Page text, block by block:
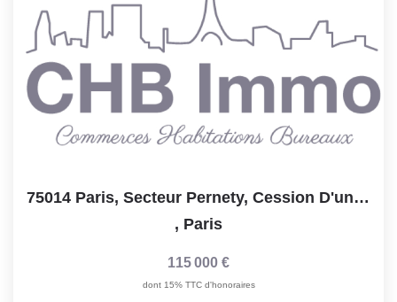
75014 Paris, Secteur Pernety, Cession D'une Épicerie...
, Paris
115 000 €
dont 15% TTC d'honoraires